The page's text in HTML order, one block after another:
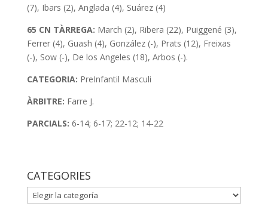
(7), Ibars (2), Anglada (4), Suárez (4)
65 CN TÀRREGA: March (2), Ribera (22), Puiggené (3),
Ferrer (4), Guash (4), González (-), Prats (12), Freixas
(-), Sow (-), De los Angeles (18), Arbos (-).
CATEGORIA: PreInfantil Masculi
ÀRBITRE: Farre J.
PARCIALS: 6-14; 6-17; 22-12; 14-22
CATEGORIES
CATEGORIES